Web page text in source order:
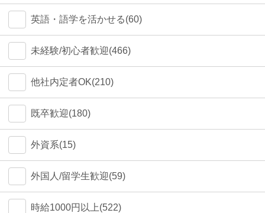
英語・語学を活かせる(60)
未経験/初心者歓迎(466)
他社内定者OK(210)
既卒歓迎(180)
外資系(15)
外国人/留学生歓迎(59)
時給1000円以上(522)